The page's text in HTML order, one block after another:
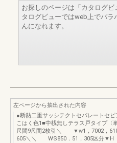
お探しのページは「カタログ
タログビューではweb上でパラ
んになれます。
左ページから抽出された内容
●断熱二重サッシテクトセパレートセピ
こはく色1■中桟無しテラス戸タイプ〈
尺間9尺間2枚引＼ ▼w1，7002，610
605＼＼ WS850．51，